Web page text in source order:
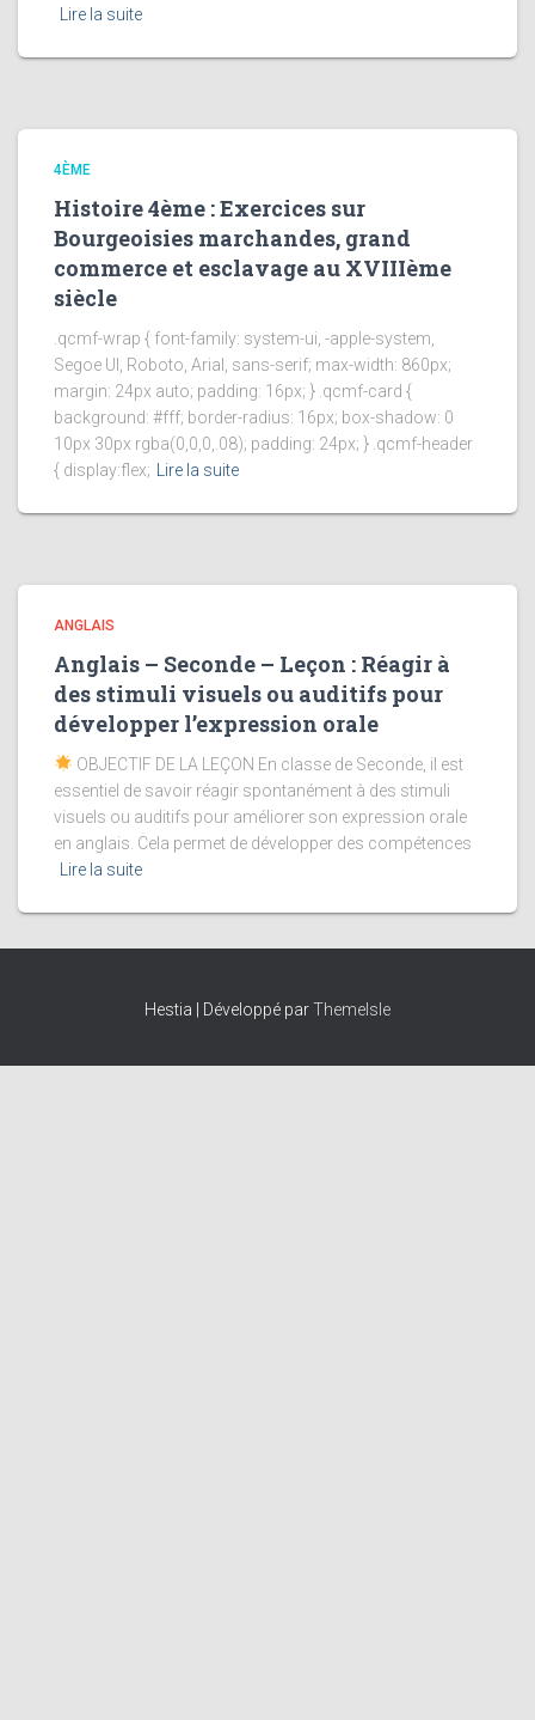
Lire la suite
4ÈME
Histoire 4ème : Exercices sur
Bourgeoisies marchandes, grand
commerce et esclavage au XVIIIème
siècle
.qcmf-wrap { font-family: system-ui, -apple-system,
Segoe UI, Roboto, Arial, sans-serif; max-width: 860px;
margin: 24px auto; padding: 16px; } .qcmf-card {
background: #fff; border-radius: 16px; box-shadow: 0
10px 30px rgba(0,0,0,.08); padding: 24px; } .qcmf-header
{ display:flex;
Lire la suite
ANGLAIS
Anglais – Seconde – Leçon : Réagir à
des stimuli visuels ou auditifs pour
développer l’expression orale
OBJECTIF DE LA LEÇON En classe de Seconde, il est
essentiel de savoir réagir spontanément à des stimuli
visuels ou auditifs pour améliorer son expression orale
en anglais. Cela permet de développer des compétences
Lire la suite
Hestia | Développé parThemeIsle